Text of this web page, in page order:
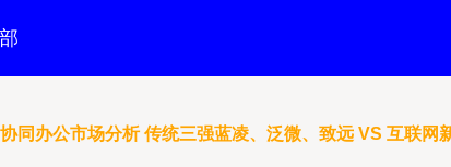
协同办公市场分析 传统三强蓝凌、泛微、致远 VS 互联网